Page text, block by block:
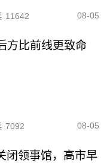
11642 08-05
方比前线更致命
7092 08-05
闭领事馆，高市早